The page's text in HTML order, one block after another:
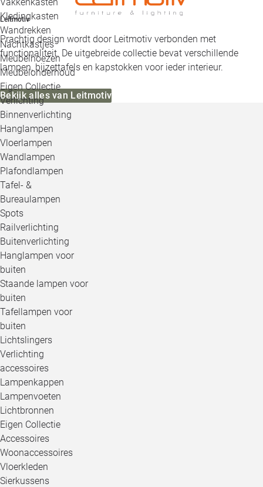
Kledingkasten
Wandrekken
Nachtkastjes
Meubelhoezen
Meubelonderhoud
Eigen Collectie
Verlichting
Binnenverlichting
Hanglampen
Vloerlampen
Wandlampen
Plafondlampen
Tafel- &
Bureaulampen
Spots
Railverlichting
Buitenverlichting
Hanglampen voor
buiten
Staande lampen voor
buiten
Tafellampen voor
buiten
Lichtslingers
Verlichting
accessoires
Lampenkappen
Lampenvoeten
Lichtbronnen
Eigen Collectie
Accessoires
Woonaccessoires
Vloerkleden
Sierkussens
Leitmotiv
Prachtig design wordt door Leitmotiv verbonden met
functionaliteit. De uitgebreide collectie bevat verschillende
lampen, bijzettafels en kapstokken voor ieder interieur.
Bekijk alles van Leitmotiv